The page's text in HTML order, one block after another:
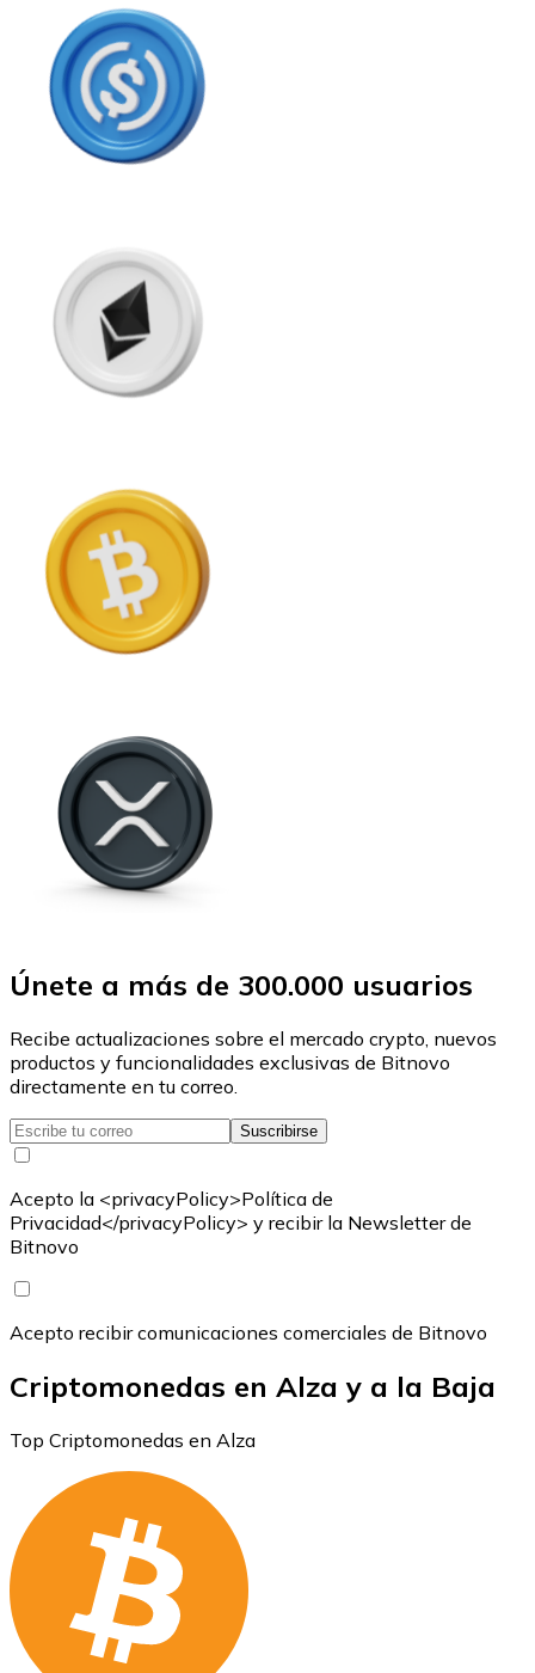
Únete a más de 300.000 usuarios
Recibe actualizaciones sobre el mercado crypto, nuevos
productos y funcionalidades exclusivas de Bitnovo
directamente en tu correo.
Suscribirse
Acepto la <privacyPolicy>Política de
Privacidad</privacyPolicy> y recibir la Newsletter de
Bitnovo
Acepto recibir comunicaciones comerciales de Bitnovo
Criptomonedas en Alza y a la Baja
Top Criptomonedas en Alza